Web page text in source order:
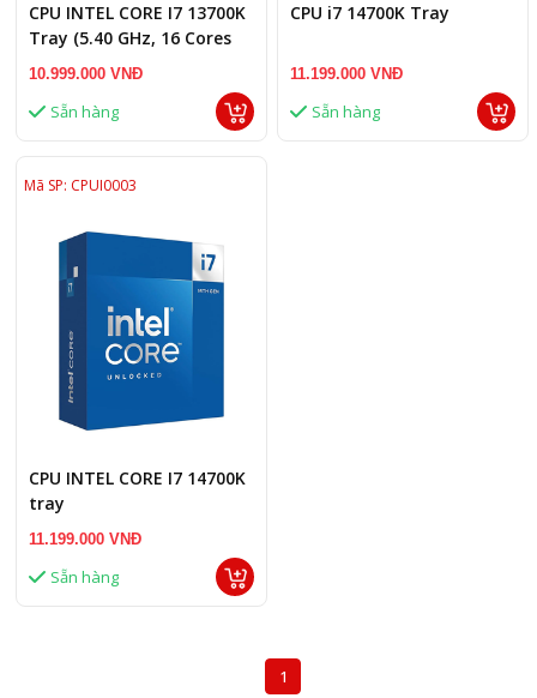
CPU INTEL CORE I7 13700K
Tray (5.40 GHz, 16 Cores
24 Threads, LGA 1700)
10.999.000 VNĐ
Sẵn hàng
CPU i7 14700K Tray
11.199.000 VNĐ
Sẵn hàng
Mã SP: CPUI0003
CPU INTEL CORE I7 14700K
tray
11.199.000 VNĐ
Sẵn hàng
1